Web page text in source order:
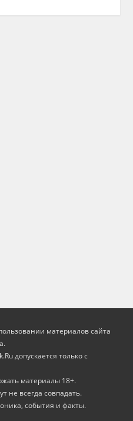
материалов сайта
допускается только с
материалы 18+.
не всегда совпадать.
события и факты.